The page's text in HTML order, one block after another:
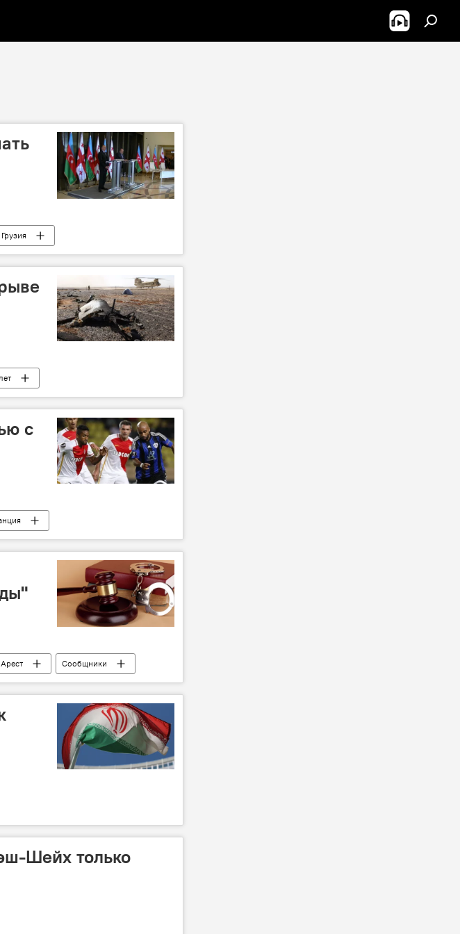
Грузия
в Тбилиси
с
Встреча
Арест
Сообщники
Поставки
Шейх только